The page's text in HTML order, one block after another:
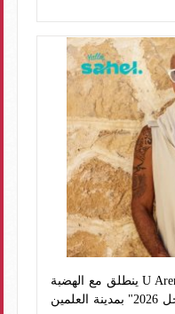
الحفل الافتتاحي لموسم حفلات U Arena ينطلق مع الهضبة
عمرو دياب ضمن فعاليات "يلا ساحل 2026" بمدينة العلمين